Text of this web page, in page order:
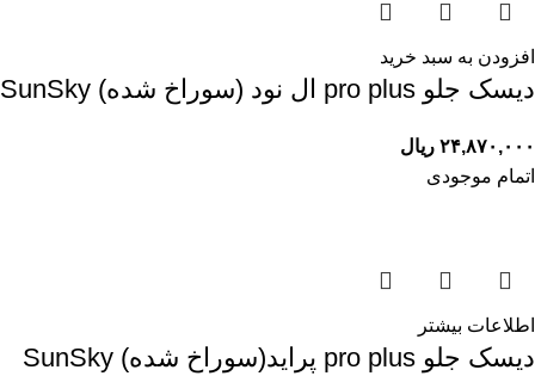
افزودن به سبد خرید
ديسک جلو pro plus ال نود (سوراخ شده) SunSky
۲۴,۸۷۰,۰۰۰ ریال
اتمام موجودی
اطلاعات بیشتر
ديسک جلو pro plus پرايد(سوراخ شده) SunSky